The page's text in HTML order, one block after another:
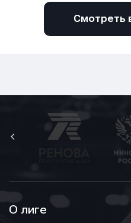
Смотреть
О лиге